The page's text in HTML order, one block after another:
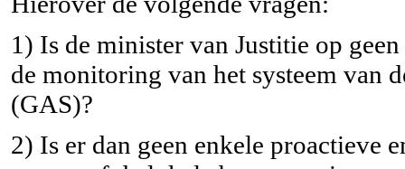
1) Is de minister van Justitie op
de monitoring van het systeem van
(GAS)?
2) Is er dan geen enkele proactieve